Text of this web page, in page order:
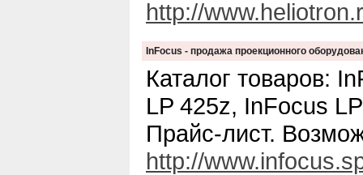
http://
InFocus - продажа проекционного
Каталог товаров:
LP 425z, InFocus
Прайс-лист.
http://